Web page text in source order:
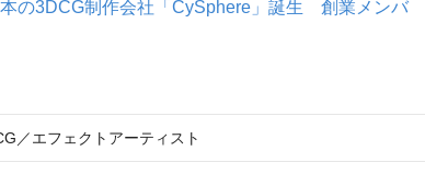
の3DCG制作会社「CySphere」誕生 創業メンバ
／エフェクトアーティスト